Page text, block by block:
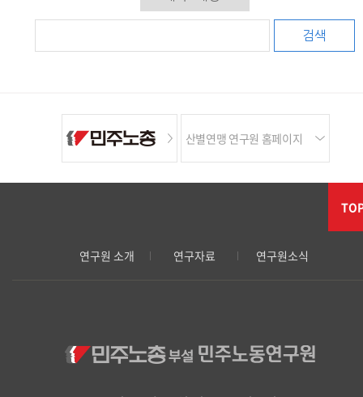
검색
산별연맹 연구원 홈페이지
연구원 소개 연구자료 연구원소식